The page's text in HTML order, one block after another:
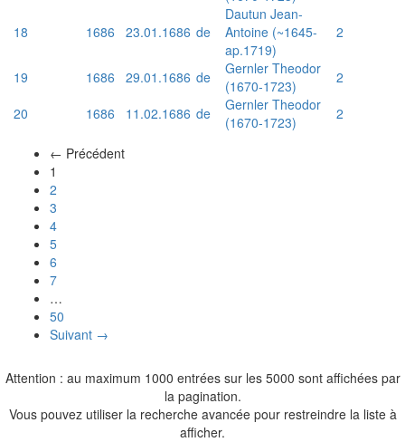
18 1686 23.01.1686 de
Dautun Jean-
Antoine (~1645-
ap.1719)
2
19 1686 29.01.1686 de
Gernler Theodor
(1670-1723)
2
20
1686 11.02.1686 de
Gernler Theodor
(1670-1723)
2
← Précédent
1
2
3
4
5
6
7
…
50
Suivant →
Attention : au maximum 1000 entrées sur les 5000 sont affichées par
la pagination.
Vous pouvez utiliser la recherche avancée pour restreindre la liste à
afficher.